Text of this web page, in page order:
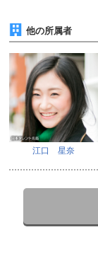
他の所属者
江口 星奈